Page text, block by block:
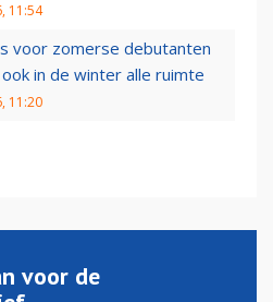
11:54
voor zomerse debutanten
ook in de winter alle ruimte
11:20
voor de